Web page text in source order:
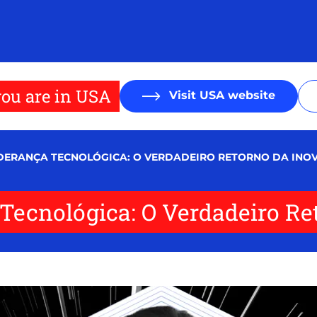
are in USA Visit USA website
TECNOLÓGICA: O VERDADEIRO RETORNO DA
O Verdadeiro